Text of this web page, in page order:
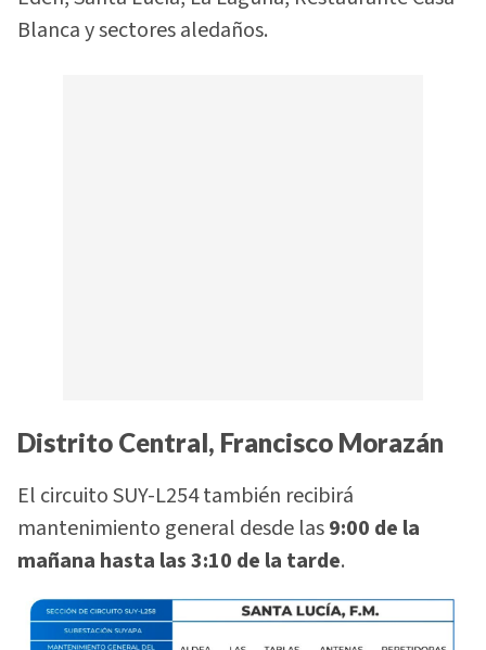
Blanca y sectores aledaños.
Distrito Central, Francisco Morazán
El circuito SUY-L254 también recibirá
mantenimiento general desde las9:00 de la
mañana hasta las 3:10 de la tarde.